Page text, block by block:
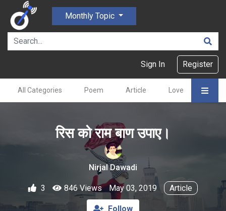
Monthly Topic
Sign In Register
All Categories Poem Article Love Gajal
रिस को राम बाण उपाए।
Nirjal Dawadi
3 846 Views May 03, 2019 Article
Follow